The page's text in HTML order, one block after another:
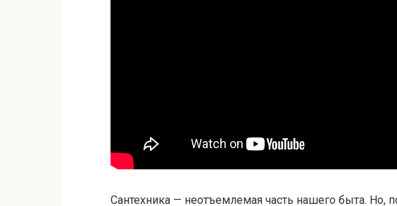
Сантехника — неотъемлемая часть нашего быта. Но,